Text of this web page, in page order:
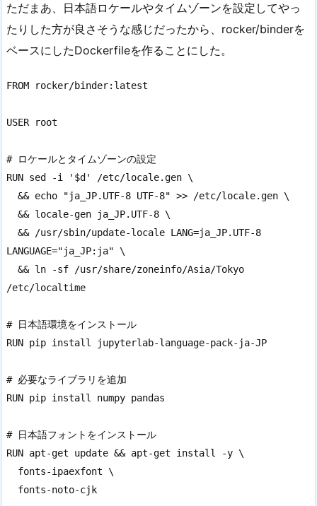
ただまあ、日本語ロケールやタイムゾーンを設定してやっ
たりした方が良さそうな感じだったから、rocker/binderを
ベースにしたDockerfileを作ることにした。
FROM rocker/binder:latest
USER root
# ロケールとタイムゾーンの設定
RUN sed -i '$d' /etc/locale.gen \
LANGUAGE="ja_JP:ja" \
/etc/localtime
# 日本語環境をインストール
RUN pip install jupyterlab-language-pack-ja-JP
# 必要なライブラリを追加
RUN pip install numpy pandas
# 日本語フォントをインストール
RUN apt-get update && apt-get install -y \